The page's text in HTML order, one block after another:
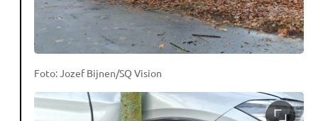
Foto: Jozef Bijnen/SQ Vision